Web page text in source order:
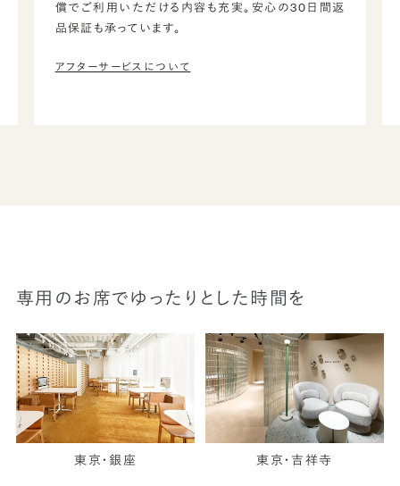
償でご利用いただける内容も充実。安心の30日間返
品保証も承っています。
アフターサービスについて
専用のお席でゆったりとした時間を
東京・銀座 東京・吉祥寺